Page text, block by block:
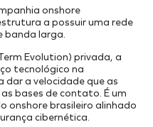
onshore
a possuir uma rede
banda larga.
Evolution) privada, a
tecnológico na
dar a velocidade que as
bases de contato. É um
onshore brasileiro alinhado
cibernética.